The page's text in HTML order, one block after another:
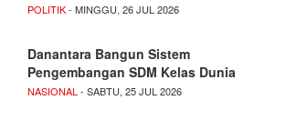
POLITIK- MINGGU, 26 JUL 2026
Danantara Bangun Sistem
Pengembangan SDM Kelas Dunia
NASIONAL - SABTU, 25 JUL 2026